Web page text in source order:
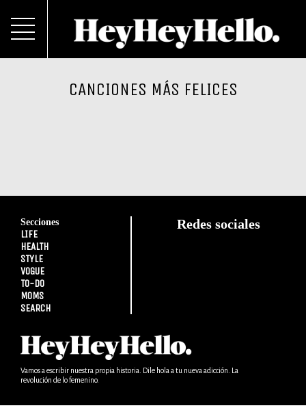
CANCIONES MÁS FELICES
Secciones
LIFE
HEALTH
STYLE
VOGUE
TO-DO
MOMS
SEARCH
Redes sociales
Vamos a escribir nuestra propia historia. Dile hola a tu nueva adicción. La
revolución de lo femenino.